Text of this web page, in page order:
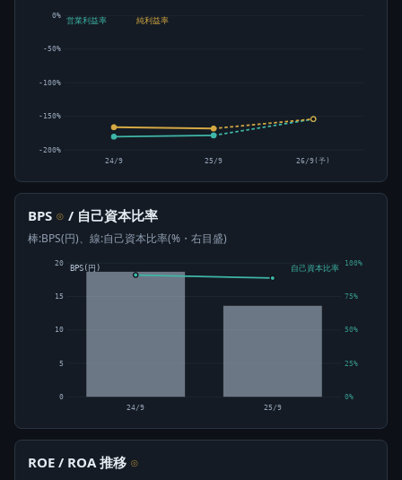
-200%
-150%
-100%
-50%
0%
営業利益率 純利益率
24/9 25/9 26/9(予)
BPS ⊙ / 自己資本比率
棒:BPS(円)、線:自己資本比率(%・右目盛)
0
5
10
15
20
0%
25%
50%
75%
100%
24/9 25/9
BPS(円) 自己資本比率
ROE / ROA 推移 ⊙